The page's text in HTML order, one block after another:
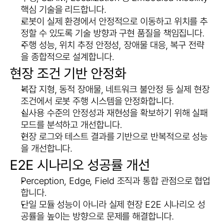
핵심 기술을 리드합니다.
로봇이 실제 환경에서 안정적으로 이동하고 위치를 추
정할 수 있도록 기술 방향과 구현 품질을 책임집니다.
주행 성능, 위치 추정 안정성, 장애물 대응, 복구 전략
을 종합적으로 설계합니다.
현장 조건 기반 안정화
복잡 지형, 동적 장애물, 네트워크 불안정 등 실제 현장
조건에서 로봇 주행 시스템을 안정화합니다.
실사용 수준의 안정성과 재현성을 확보하기 위해 실패
모드를 분석하고 개선합니다.
현장 로그와 테스트 결과를 기반으로 반복적으로 성능
을 개선합니다.
E2E 시나리오 성공률 개선
Perception, Edge, Field 조직과 통합 관점으로 협업
합니다.
단일 모듈 성능이 아니라 실제 현장 E2E 시나리오 성
공률을 높이는 방향으로 문제를 해결합니다.